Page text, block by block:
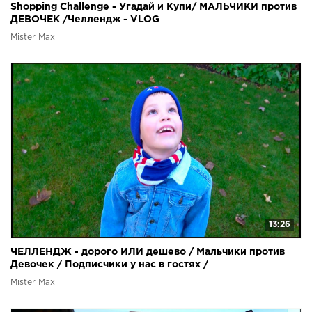
Shopping Challenge - Угадай и Купи/ МАЛЬЧИКИ против
ДЕВОЧЕК /Челлендж - VLOG
Mister Max
13:26
ЧЕЛЛЕНДЖ - дорого ИЛИ дешево / Мальчики против
Девочек / Подписчики у нас в гостях /
Mister Max